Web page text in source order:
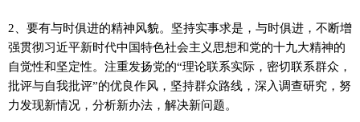
2、要有与时俱进的精神风貌。坚持实事求是，与时俱进，不断增
强贯彻习近平新时代中国特色社会主义思想和党的十九大精神的
自觉性和坚定性。注重发扬党的“理论联系实际，密切联系群众，
批评与自我批评”的优良作风，坚持群众路线，深入调查研究，努
力发现新情况，分析新办法，解决新问题。